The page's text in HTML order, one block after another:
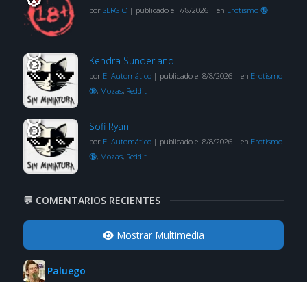
por SERGIO| publicado el 7/8/2026| en Erotismo 🔞
Kendra Sunderland
por El Automático| publicado el 8/8/2026| en Erotismo
🔞, Mozas, Reddit
Sofi Ryan
por El Automático| publicado el 8/8/2026| en Erotismo
🔞, Mozas, Reddit
💬 COMENTARIOS RECIENTES
Mostrar Multimedia
Paluego